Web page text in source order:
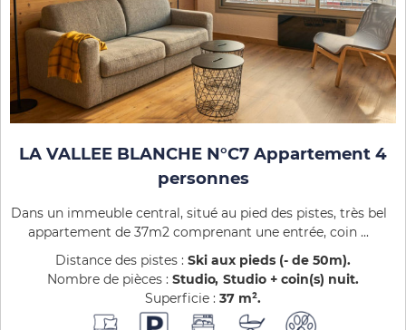
LA VALLEE BLANCHE N°C7 Appartement 4
personnes
Dans un immeuble central, situé au pied des pistes, très bel
appartement de 37m2 comprenant une entrée, coin ...
Distance des pistes : Ski aux pieds (- de 50m)
Nombre de pièces : Studio Studio + coin(s) nuit
Superficie : 37 m²